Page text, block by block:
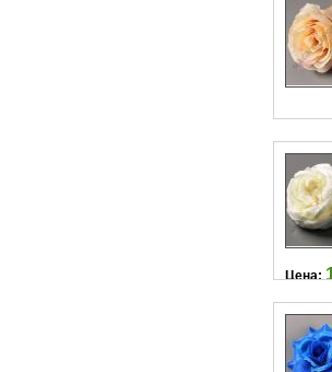
Цена: